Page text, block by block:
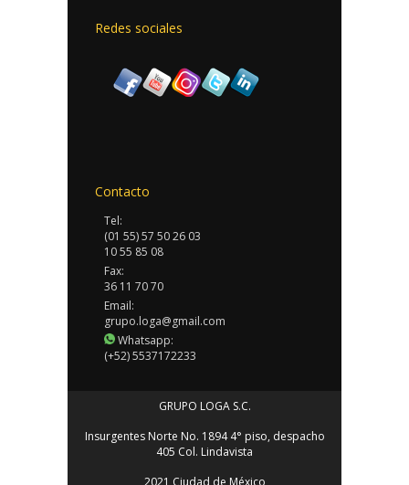
Redes sociales
Contacto
Tel:
(01 55) 57 50 26 03
10 55 85 08
Fax:
36 11 70 70
Email:
grupo.loga@gmail.com
Whatsapp:
(+52) 5537172233
GRUPO LOGA S.C.
Insurgentes Norte No. 1894 4° piso, despacho
405 Col. Lindavista
2021 Ciudad de México